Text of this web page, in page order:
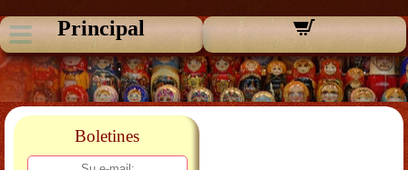
Principal
Boletines